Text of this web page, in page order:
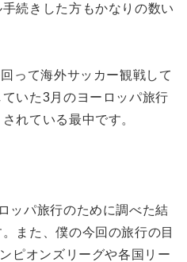
続きした方もかなりの数い
って海外サッカー観戦して
いた3月のヨーロッパ旅行
れている最中です。
ッパ旅行のために調べた結
また、僕の今回の旅行の目
ピオンズリーグや各国リー